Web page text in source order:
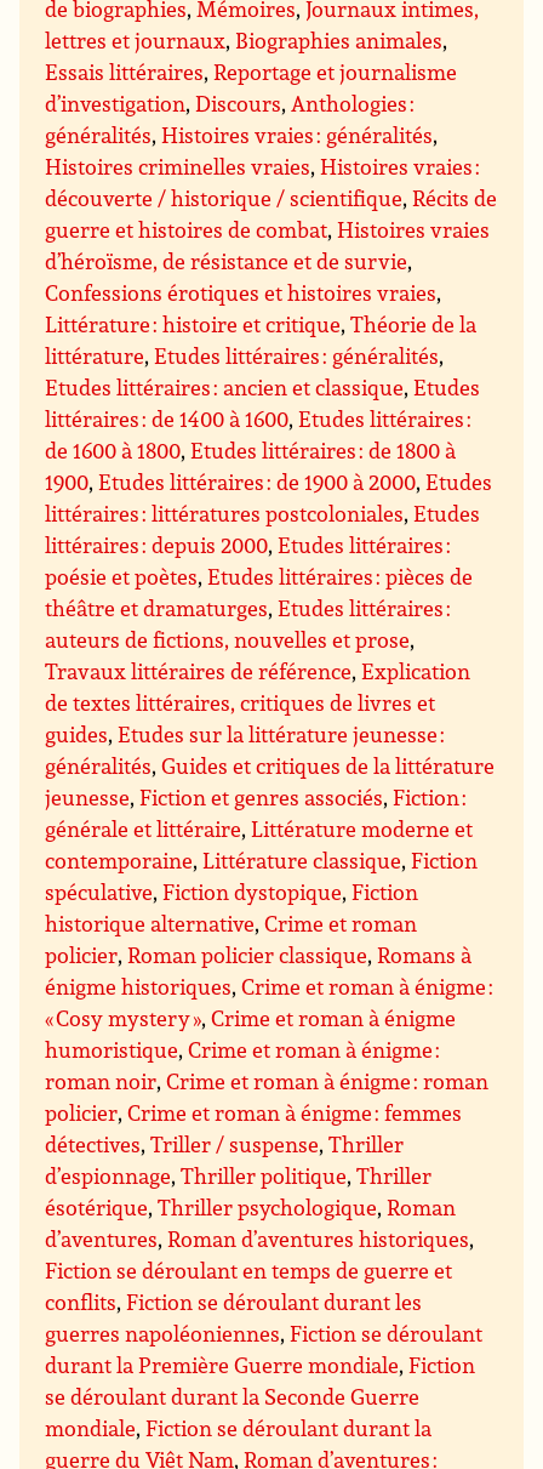
de biographies,Mémoires,Journaux intimes,
lettres et journaux, Biographies animales,
Essais littéraires,Reportage et journalisme
d’investigation,Discours,Anthologies :
généralités,Histoires vraies : généralités,
Histoires criminelles vraies,Histoires vraies :
découverte / historique / scientifique,Récits de
guerre et histoires de combat,Histoires vraies
d’héroïsme, de résistance et de survie,
Confessions érotiques et histoires vraies,
Littérature : histoire et critique,Théorie de la
littérature,Etudes littéraires : généralités,
Etudes littéraires : ancien et classique,Etudes
littéraires : de 1400 à 1600,Etudes littéraires :
de 1600 à 1800,Etudes littéraires : de 1800 à
1900,Etudes littéraires : de 1900 à 2000,Etudes
littéraires : littératures postcoloniales,Etudes
littéraires : depuis 2000,Etudes littéraires :
poésie et poètes,Etudes littéraires : pièces de
théâtre et dramaturges,Etudes littéraires :
auteurs de fictions, nouvelles et prose,
Travaux littéraires de référence,Explication
de textes littéraires, critiques de livres et
guides,Etudes sur la littérature jeunesse :
généralités,Guides et critiques de la littérature
jeunesse,Fiction et genres associés,Fiction :
générale et littéraire,Littérature moderne et
contemporaine,Littérature classique,Fiction
spéculative,Fiction dystopique,Fiction
historique alternative,Crime et roman
policier,Roman policier classique,Romans à
énigme historiques,Crime et roman à énigme :
« Cosy mystery »,Crime et roman à énigme
humoristique,Crime et roman à énigme :
roman noir,Crime et roman à énigme : roman
policier,Crime et roman à énigme : femmes
détectives,Triller / suspense,Thriller
d’espionnage,Thriller politique,Thriller
ésotérique,Thriller psychologique,Roman
d’aventures,Roman d’aventures historiques,
Fiction se déroulant en temps de guerre et
conflits,Fiction se déroulant durant les
guerres napoléoniennes,Fiction se déroulant
durant la Première Guerre mondiale,Fiction
se déroulant durant la Seconde Guerre
mondiale,Fiction se déroulant durant la
guerre du Viêt Nam,Roman d’aventures :